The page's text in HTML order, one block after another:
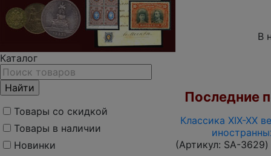
Каталог
Товары со скидкой
Товары в наличии
Новинки
В
Последние
Классика XIX-XX
(Артикул: SA-3629)